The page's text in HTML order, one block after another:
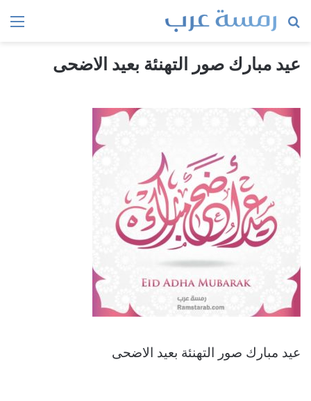
بحث
عيد مبارك صور التهنئة بعيد الاضحى
عيد مبارك صور التهنئة بعيد الاضحى